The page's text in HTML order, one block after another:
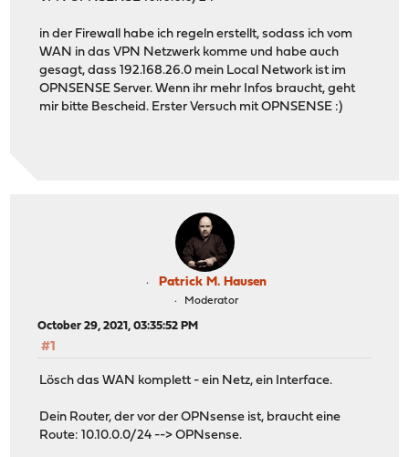
in der Firewall habe ich regeln erstellt, sodass ich vom
WAN in das VPN Netzwerk komme und habe auch
gesagt, dass 192.168.26.0 mein Local Network ist im
OPNSENSE Server. Wenn ihr mehr Infos braucht, geht
mir bitte Bescheid. Erster Versuch mit OPNSENSE :)
Patrick M. Hausen
Moderator
October 29, 2021, 03:35:52 PM
#1
Lösch das WAN komplett - ein Netz, ein Interface.
Dein Router, der vor der OPNsense ist, braucht eine
Route: 10.10.0.0/24 --> OPNsense.